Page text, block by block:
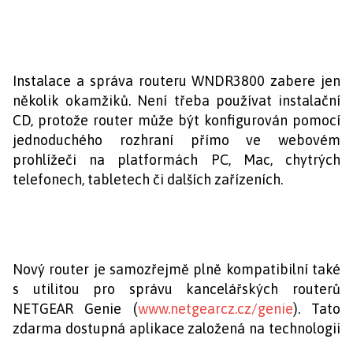
Instalace a správa routeru WNDR3800 zabere jen
několik okamžiků. Není třeba používat instalační
CD, protože router může být konfigurován pomocí
jednoduchého rozhraní přímo ve webovém
prohlížeči na platformách PC, Mac, chytrých
telefonech, tabletech či dalších zařízeních.
Nový router je samozřejmě plně kompatibilní také
s utilitou pro správu kancelářských routerů
NETGEAR Genie (www.netgearcz.cz/genie). Tato
zdarma dostupná aplikace založená na technologii